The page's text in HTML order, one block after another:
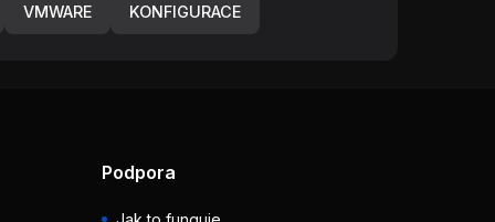
VMWARE KONFIGURACE
Podpora